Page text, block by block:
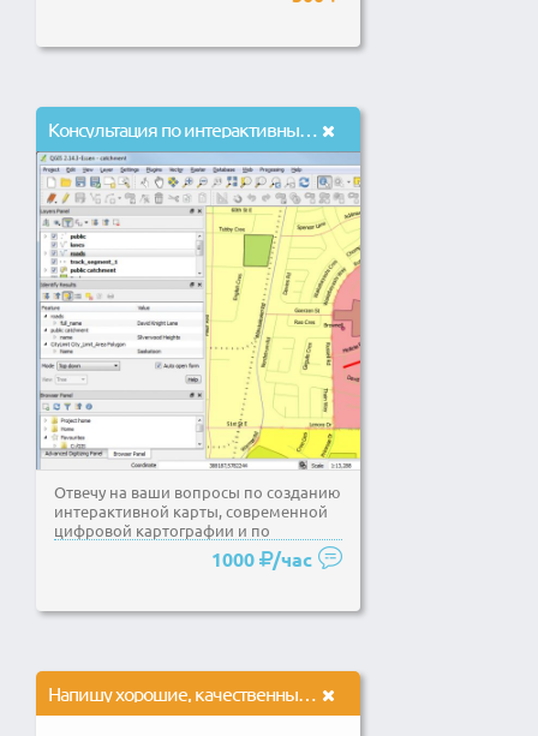
Консультация по интерактивным картам, геоинформационным системам
Отвечу на ваши вопросы по созданию
интерактивной карты, современной
цифровой картографии и по
1000 /час
Напишу хорошие, качественные статьи о бытовой технике 4000 символов